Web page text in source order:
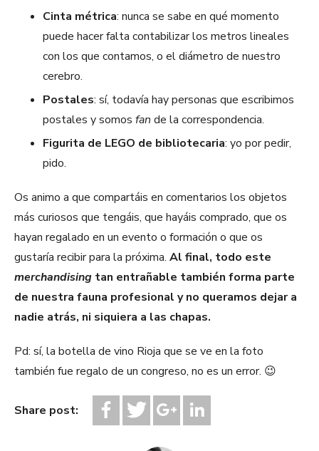
Cinta métrica: nunca se sabe en qué momento
puede hacer falta contabilizar los metros lineales
con los que contamos, o el diámetro de nuestro
cerebro.
Postales: sí, todavía hay personas que escribimos
postales y somos fan de la correspondencia.
Figurita de LEGO de bibliotecaria: yo por pedir,
pido.
Os animo a que compartáis en comentarios los objetos
más curiosos que tengáis, que hayáis comprado, que os
hayan regalado en un evento o formación o que os
gustaría recibir para la próxima. Al final, todo este
merchandising tan entrañable también forma parte
de nuestra fauna profesional y no queramos dejar a
nadie atrás, ni siquiera a las chapas.
Pd: sí, la botella de vino Rioja que se ve en la foto
también fue regalo de un congreso, no es un error. 😉
Share post: